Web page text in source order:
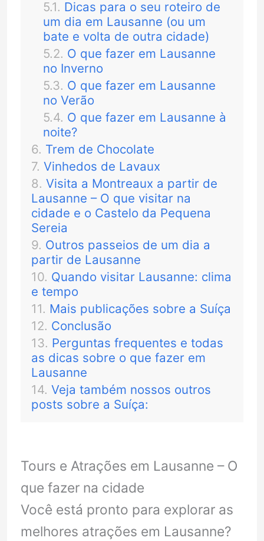
Dicas para o seu roteiro de
um dia em Lausanne (ou um
bate e volta de outra cidade)
O que fazer em Lausanne
no Inverno
O que fazer em Lausanne
no Verão
O que fazer em Lausanne à
noite?
Trem de Chocolate
Vinhedos de Lavaux
Visita a Montreaux a partir de
Lausanne – O que visitar na
cidade e o Castelo da Pequena
Sereia
Outros passeios de um dia a
partir de Lausanne
Quando visitar Lausanne: clima
e tempo
Mais publicações sobre a Suíça
Conclusão
Perguntas frequentes e todas
as dicas sobre o que fazer em
Lausanne
Veja também nossos outros
posts sobre a Suíça:
Tours e Atrações em Lausanne – O
que fazer na cidade
Você está pronto para explorar as
melhores atrações em Lausanne?